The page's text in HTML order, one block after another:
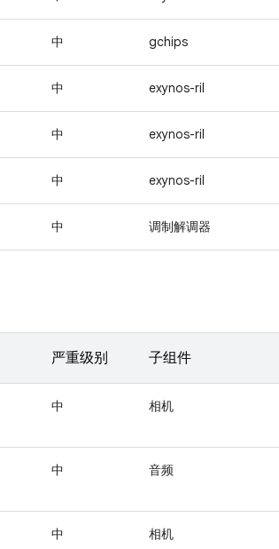
中 gchips
中 exynos-ril
中 exynos-ril
中 exynos-ril
中 调制解调器
严重级别 子组件
中 相机
中 音频
中 相机